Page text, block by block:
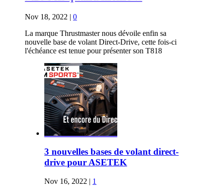
Nov 18, 2022 |0
La marque Thrustmaster nous dévoile enfin sa
nouvelle base de volant Direct-Drive, cette fois-ci
l'échéance est tenue pour présenter son T818
3 nouvelles bases de volant direct-
drive pour ASETEK
Nov 16, 2022 | 1